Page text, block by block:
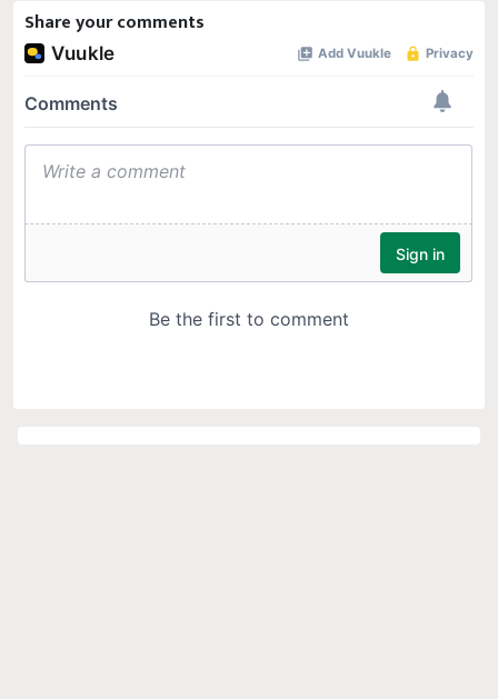
Share your comments